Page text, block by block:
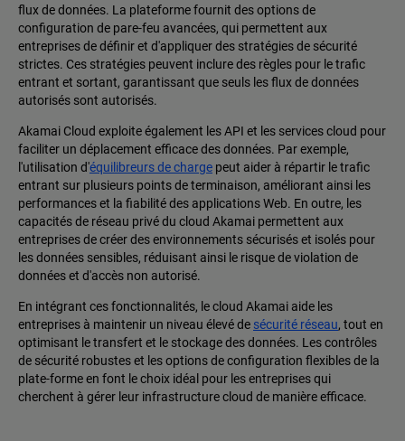
flux de données. La plateforme fournit des options de
configuration de pare-feu avancées, qui permettent aux
entreprises de définir et d'appliquer des stratégies de sécurité
strictes. Ces stratégies peuvent inclure des règles pour le trafic
entrant et sortant, garantissant que seuls les flux de données
autorisés sont autorisés.
Akamai Cloud exploite également les API et les services cloud pour
faciliter un déplacement efficace des données. Par exemple,
l'utilisation d'équilibreurs de charge peut aider à répartir le trafic
entrant sur plusieurs points de terminaison, améliorant ainsi les
performances et la fiabilité des applications Web. En outre, les
capacités de réseau privé du cloud Akamai permettent aux
entreprises de créer des environnements sécurisés et isolés pour
les données sensibles, réduisant ainsi le risque de violation de
données et d'accès non autorisé.
En intégrant ces fonctionnalités, le cloud Akamai aide les
entreprises à maintenir un niveau élevé de sécurité réseau, tout en
optimisant le transfert et le stockage des données. Les contrôles
de sécurité robustes et les options de configuration flexibles de la
plate-forme en font le choix idéal pour les entreprises qui
cherchent à gérer leur infrastructure cloud de manière efficace.